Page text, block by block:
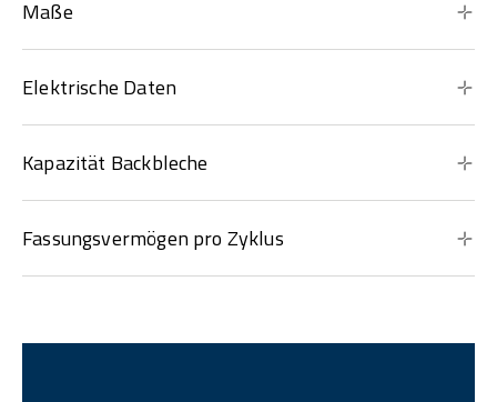
Maße
Elektrische Daten
Kapazität Backbleche
Fassungsvermögen pro Zyklus